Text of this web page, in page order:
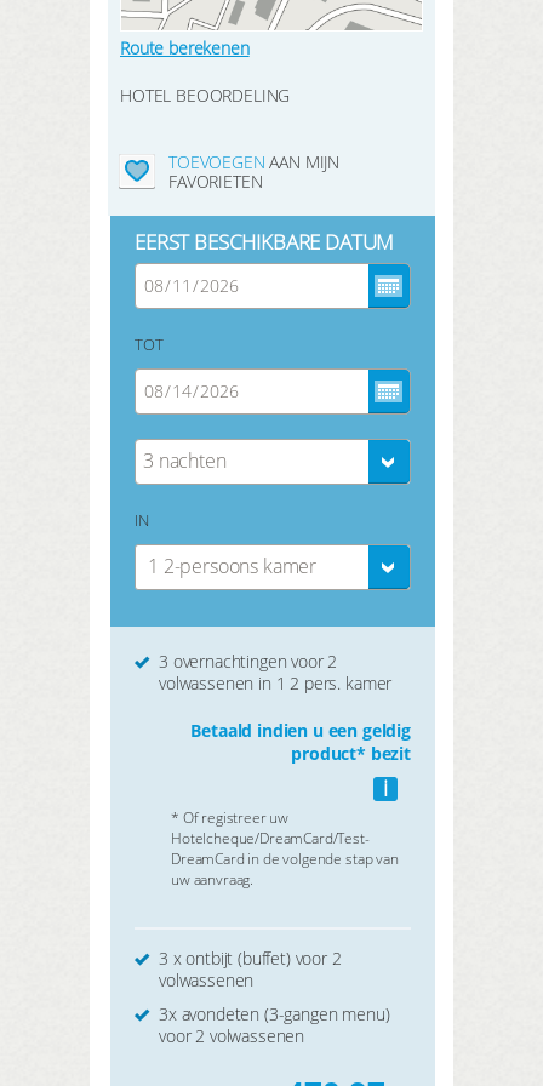
Route berekenen
HOTEL BEOORDELING
TOEVOEGEN AAN MIJN
FAVORIETEN
EERST BESCHIKBARE DATUM
TOT
3 nachten
IN
1 2-persoons kamer
3 overnachtingen voor 2
volwassenen in 1 2 pers. kamer
Betaald indien u een geldig
product* bezit
i
* Of registreer uw
Hotelcheque/DreamCard/Test-
DreamCard in de volgende stap van
uw aanvraag.
3 x ontbijt (buffet) voor 2
volwassenen
3x avondeten (3-gangen menu)
voor 2 volwassenen